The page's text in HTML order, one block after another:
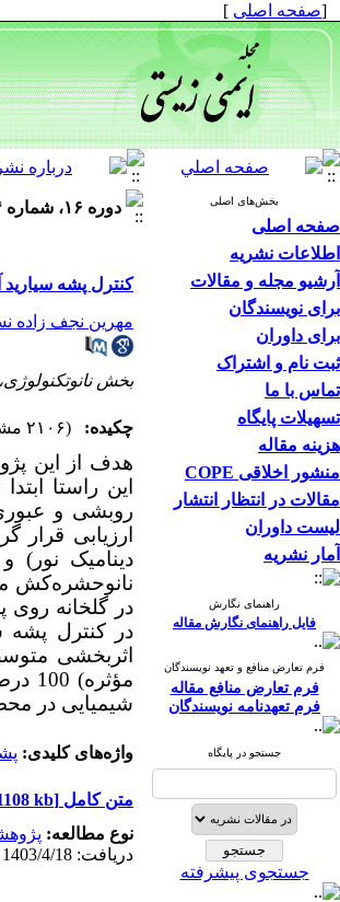
[صفحه اصلی ]
بخش‌های اصلی
صفحه اصلی
اطلاعات نشریه
آرشیو مجله و مقالات
برای نویسندگان
برای داوران
ثبت نام و اشتراک
تماس با ما
تسهیلات پایگاه
هزینه مقاله
منشور اخلاقی COPE
مقالات در انتظار انتشار
لیست داوران
آمار نشریه
راهنمای نگارش
فایل راهنمای نگارش مقاله
فرم تعارض منافع و تعهد نویسندگان
فرم تعارض منافع مقاله
فرم تعهدنامه نویسندگان
جستجو در پایگاه
جستجوی پیشرفته
دوره ۱۶، شماره ۴ - ( ۱۲-۱۴۰۲ )
کنترل پشه
مهرین نجف زاده
بخش
چکیده: (۲۱۰۶ مشاهده)
هدف از این
این راستا
روبشی و
ارزیابی قرار
نانوحشره‌کش
در گلخانه روی
شیمیایی در
واژه‌های کلیدی:
متن کامل [PDF 1108 kb]
نوع مطالعه:
دریافت: 1403/4/18 | پذیرش: 1403/6/17 | انتشار: 1403/6/17